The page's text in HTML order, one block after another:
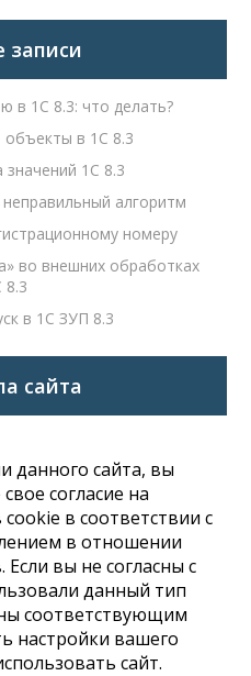
записи
в 1С 8.3: что делать?
объекты в 1С 8.3
значений 1С 8.3
алгоритм
номеру
во внешних обработках
8.3
в 1С ЗУП 8.3
сайта
данного сайта, вы
согласие на
в соответствии с
в отношении
вы не согласны с
данный тип
соответствующим
настройки вашего
сайт.